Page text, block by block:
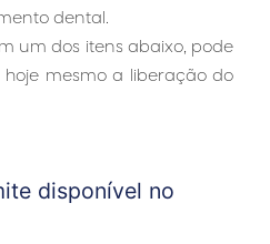
dental.
um dos itens abaixo, pode
mesmo a liberação do
disponível no